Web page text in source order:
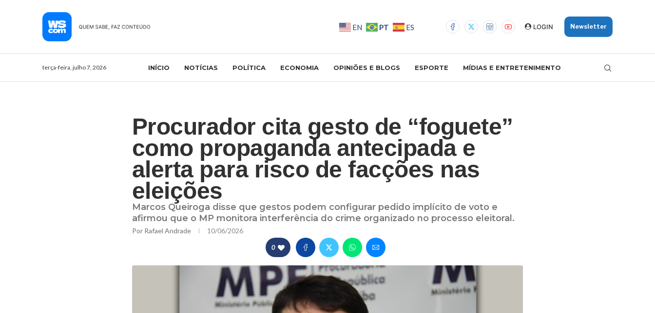
EN PT ES LOGIN Newsletter
terça-feira, julho 7, 2026 INÍCIO NOTÍCIAS POLÍTICA ECONOMIA OPINIÕES E BLOGS ESPORTE MÍDIAS E ENTRETENIMENTO
Procurador cita gesto de “foguete”
como propaganda antecipada e
alerta para risco de facções nas
eleições
Marcos Queiroga disse que gestos podem configurar pedido implícito de voto e
afirmou que o MP monitora interferência do crime organizado no processo eleitoral.
Por Rafael Andrade 10/06/2026
0